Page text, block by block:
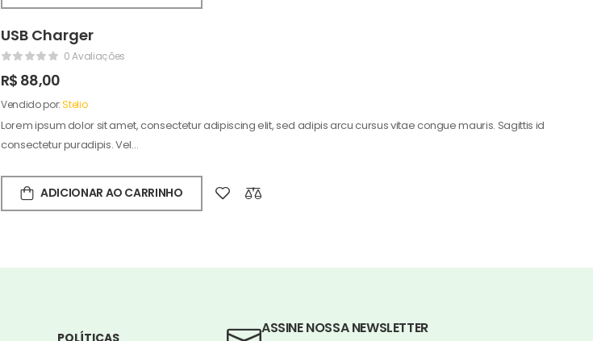
USB Charger
0 Avaliações
R$ 88,00
Vendido por:Stelio
Lorem ipsum dolor sit amet, consectetur adipiscing elit, sed adipis arcu cursus vitae congue mauris. Sagittis id
consectetur puradipis. Vel…
ADICIONAR AO CARRINHO
ASSINE NOSSA NEWSLETTER
POLÍTICAS